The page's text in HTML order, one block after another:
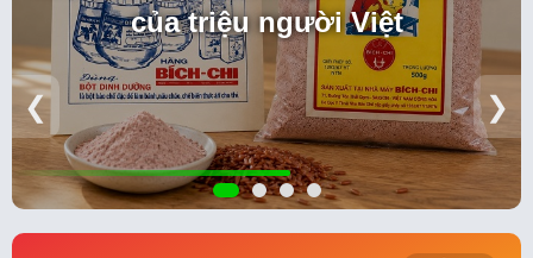
của triệu người Việt
❮ ❯